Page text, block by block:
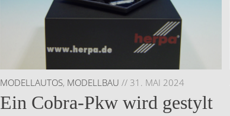
MODELLAUTOS, MODELLBAU // 31. MAI 2024
Ein Cobra-Pkw wird gestylt